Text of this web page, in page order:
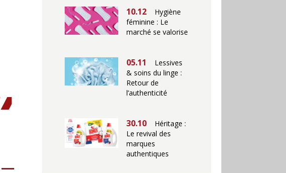
10.12
Hygiène
féminine : Le
marché se valorise
05.11
Lessives
& soins du linge :
Retour de
l’authenticité
30.10
Héritage :
Le revival des
marques
authentiques